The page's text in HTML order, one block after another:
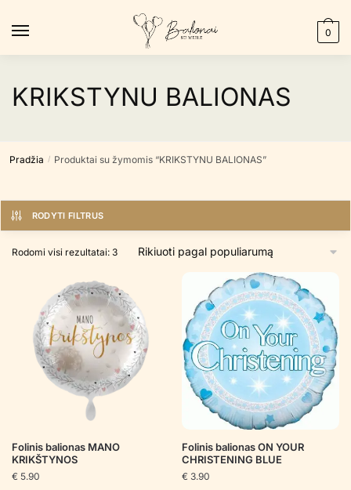
0
KRIKSTYNU BALIONAS
Pradžia / Produktai su žymomis “KRIKSTYNU BALIONAS”
RODYTI FILTRUS
Rodomi visi rezultatai: 3Rūšiuojama
Folinis balionas MANO
KRIKŠTYNOS
€ 5.90
Folinis balionas ON YOUR
CHRISTENING BLUE
€ 3.90